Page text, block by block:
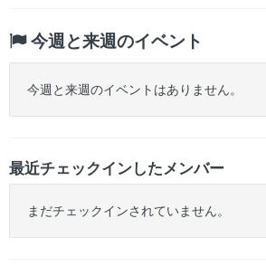
今週と来週のイベント
今週と来週のイベントはありません。
最近チェックインしたメンバー
まだチェックインされていません。